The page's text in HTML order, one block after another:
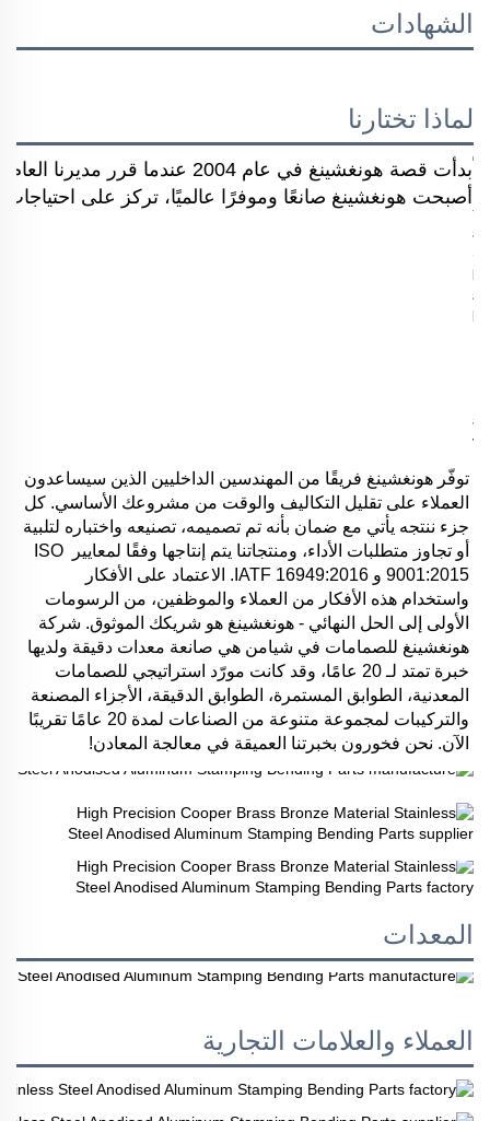
الشهادات
لماذا تختارنا
بدأت قصة هونغشينغ في عام
أصبحت هونغشينغ صانعًا وموفرًا عالميًا، تركز على احتياجات
أو تجاوز متطلبات الأداء، ومنتجاتنا يتم إنتاجها وفقًا لمعايير ISO
الآن. نحن فخورون بخبرتنا العميقة في معالجة المعادن!
المعدات
العملاء والعلامات التجارية